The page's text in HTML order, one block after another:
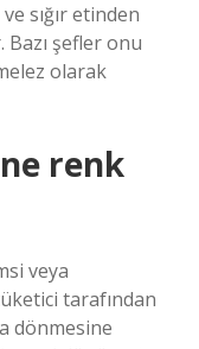
sığır etinden
Bazı şefler onu
olarak
renk
veya
tarafından
dönmesine